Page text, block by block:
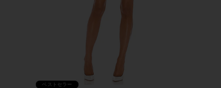
ベストセラー